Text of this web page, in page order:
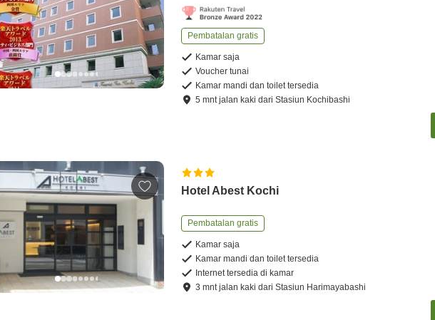
Pembatalan gratis
Kamar saja
Voucher tunai
Kamar mandi dan toilet tersedia
5 mntjalan kaki dariStasiun Kochibashi
Hotel Abest Kochi
Pembatalan gratis
Kamar saja
Kamar mandi dan toilet tersedia
Internet tersedia di kamar
3 mntjalan kaki dariStasiun Harimayabashi